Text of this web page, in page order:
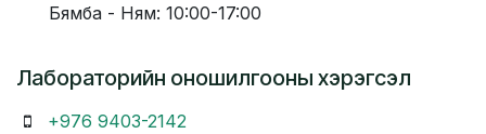
Бямба - Ням: 10:00-17:00
Лабораторийн оношилгооны хэрэгсэл
+976 9403-2142